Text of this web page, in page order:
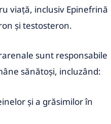
viață, inclusiv Epinefrină
și testosteron.
sunt responsabile
sănătoși, incluzând:
și a grăsimilor în